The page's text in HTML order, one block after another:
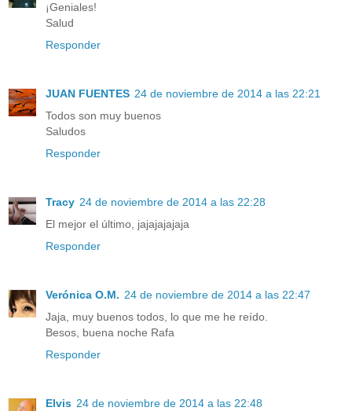
¡Geniales!
Salud
Responder
JUAN FUENTES 24 de noviembre de 2014 a las 22:21
Todos son muy buenos
Saludos
Responder
Tracy 24 de noviembre de 2014 a las 22:28
El mejor el último, jajajajajaja
Responder
Verónica O.M. 24 de noviembre de 2014 a las 22:47
Jaja, muy buenos todos, lo que me he reído.
Besos, buena noche Rafa
Responder
Elvis 24 de noviembre de 2014 a las 22:48